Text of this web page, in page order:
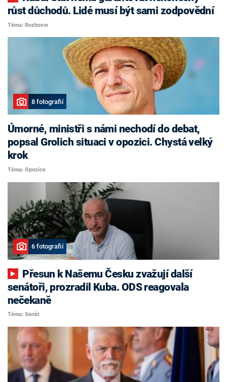
růst důchodů. Lidé musí být sami zodpovědní
Téma: Rozhovor
8 fotografií
Úmorné, ministři s námi nechodí do debat,
popsal Grolich situaci v opozici. Chystá velký
krok
Téma: Opozice
6 fotografií
senátoři, prozradil Kuba. ODS reagovala
nečekaně
Téma: Senát